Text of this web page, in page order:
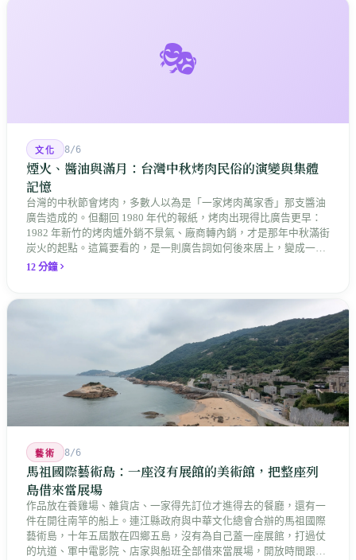
🎭
文化 8/6
煙火、醬油與滿月：台灣中秋烤肉民俗的演變與集體
記憶
台灣的中秋節會烤肉，多數人以為是「一家烤肉萬家香」那支醬油
廣告造成的。但翻回 1980 年代的報紙，烤肉出現得比廣告更早：
1982 年新竹的烤肉爐外銷不景氣、廠商轉內銷，才是那年中秋滿街
炭火的起點。這篇要看的，是一則廣告詞如何後來居上，變成一整
座島嶼共同的節慶記憶。
12 分鐘
藝術 8/6
馬祖國際藝術島：一座沒有展館的美術館，把整座列
島借來當展場
作品放在養雞場、雜貨店、一家得先訂位才進得去的餐廳，還有一
件在開往南竿的船上。連江縣政府與中華文化總會合辦的馬祖國際
藝術島，十年五屆散在四鄉五島，沒有為自己蓋一座展館，打過仗
的坑道、軍中電影院、店家與船班全部借來當展場，開放時間跟著